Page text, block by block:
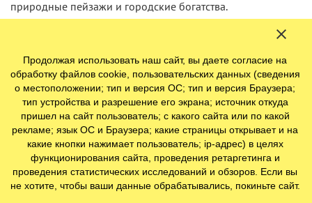
природные пейзажи и городские богатства.
завораживает своей уютной красотой.
Продолжая использовать наш сайт, вы даете согласие на
обработку файлов cookie, пользовательских данных (сведения
о местоположении; тип и версия ОС; тип и версия Браузера;
тип устройства и разрешение его экрана; источник откуда
пришел на сайт пользователь; с какого сайта или по какой
рекламе; язык ОС и Браузера; какие страницы открывает и на
какие кнопки нажимает пользователь; ip-адрес) в целях
функционирования сайта, проведения ретаргетинга и
проведения статистических исследований и обзоров. Если вы
не хотите, чтобы ваши данные обрабатывались, покиньте сайт.